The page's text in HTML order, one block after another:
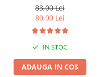
83,00 Lei
80,00 Lei
IN STOC
ADAUGA IN COS